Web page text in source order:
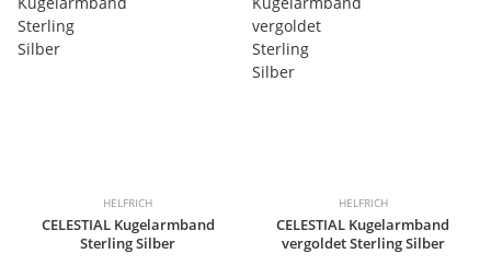
HELFRICH
CELESTIAL Kugelarmband
Sterling Silber
HELFRICH
CELESTIAL Kugelarmband
vergoldet Sterling Silber